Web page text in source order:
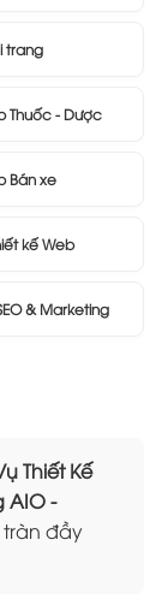
trang
Thuốc - Dược
Bán xe
kế Web
& Marketing
Thiết Kế
AIO -
đầy